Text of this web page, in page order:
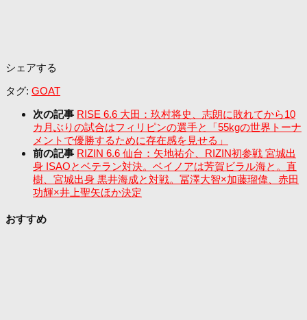
シェアする
タグ: GOAT
次の記事 RISE 6.6 大田：玖村将史、志朗に敗れてから10
カ月ぶりの試合はフィリピンの選手と「55kgの世界トーナ
メントで優勝するために存在感を見せる」
前の記事 RIZIN 6.6 仙台：矢地祐介、RIZIN初参戦 宮城出
身 ISAOとベテラン対決。ベイノアは芳賀ビラル海と。直
樹、宮城出身 黒井海成と対戦。冨澤大智×加藤瑠偉、赤田
功輝×井上聖矢ほか決定
おすすめ